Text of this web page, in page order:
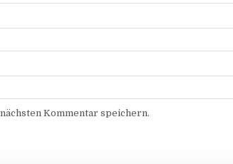
Kommentar speichern.